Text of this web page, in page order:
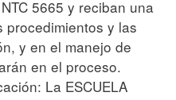
5665 y reciban una
y las
y en el manejo de
en el proceso.
La ESCUELA